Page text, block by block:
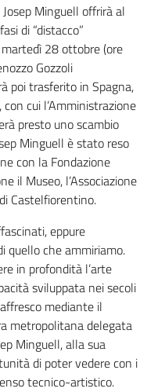
Minguell offrirà al
di “distacco”
28 ottobre (ore
Gozzoli
poi trasferito in Spagna,
cui l’Amministrazione
presto uno scambio
Minguell è stato reso
con la Fondazione
il Museo, l’Associazione
Castelfiorentino.
eppure
quello che ammiriamo.
in profondità l’arte
sviluppata nei secoli
mediante il
metropolitana delegata
Minguell, alla sua
di poter vedere con i
tecnico-artistico.